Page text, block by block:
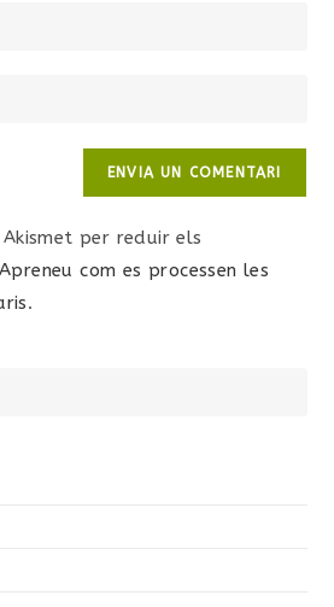
per reduir els
Apreneu com es processen les
.